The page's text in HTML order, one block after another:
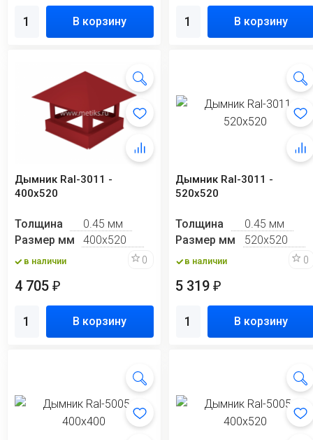
В корзину В корзину
Дымник Ral-3011 -
400х520
Толщина
0.45 мм
Размер мм
400х520
в наличии 0
4 705 ₽
В корзину
Дымник Ral-3011 -
520х520
Толщина
0.45 мм
Размер мм
520х520
в наличии 0
5 319₽
В корзину